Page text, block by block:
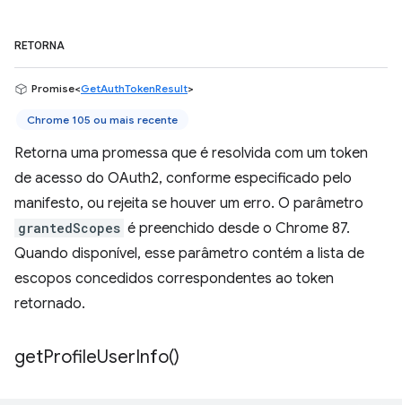
RETORNA
Promise<GetAuthTokenResult>
Chrome 105 ou mais recente
Retorna uma promessa que é resolvida com um token
de acesso do OAuth2, conforme especificado pelo
manifesto, ou rejeita se houver um erro. O parâmetro
grantedScopes é preenchido desde o Chrome 87.
Quando disponível, esse parâmetro contém a lista de
escopos concedidos correspondentes ao token
retornado.
getProfileUserInfo()